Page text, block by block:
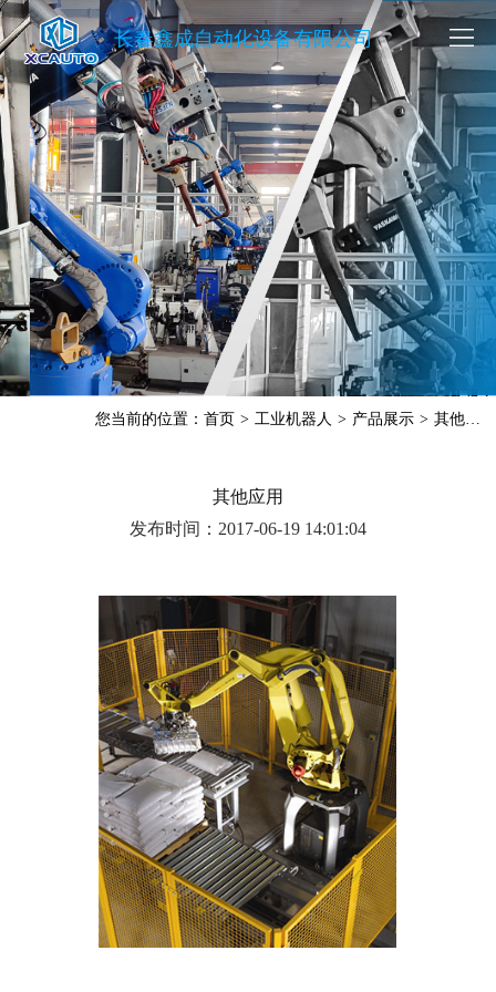
长春鑫成自动化设备有限公司
您当前的位置：首页 > 工业机器人 > 产品展示 > 其他应用
其他应用
发布时间：2017-06-19 14:01:04